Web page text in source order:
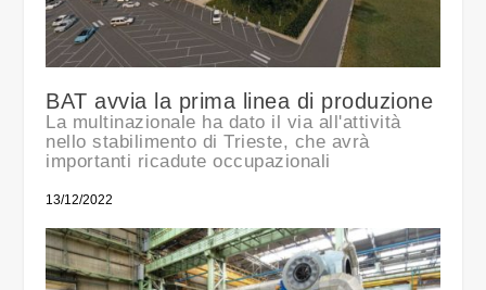
BAT avvia la prima linea di produzione
La multinazionale ha dato il via all'attività
nello stabilimento di Trieste, che avrà
importanti ricadute occupazionali
13/12/2022